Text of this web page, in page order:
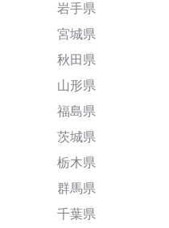
岩手県
宮城県
秋田県
山形県
福島県
茨城県
栃木県
群馬県
千葉県